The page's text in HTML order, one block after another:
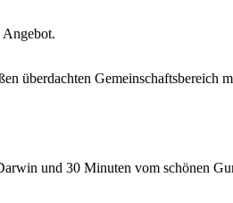
Angebot.
überdachten
und 30 Minuten vom schönen